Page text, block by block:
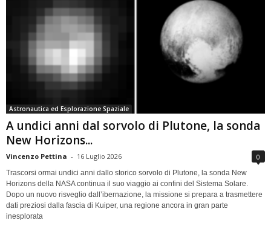
Astronautica ed Esplorazione Spaziale
A undici anni dal sorvolo di Plutone, la sonda
New Horizons...
Vincenzo Pettina - 16 Luglio 2026 0
Trascorsi ormai undici anni dallo storico sorvolo di Plutone, la sonda New
Horizons della NASA continua il suo viaggio ai confini del Sistema Solare.
Dopo un nuovo risveglio dall’ibernazione, la missione si prepara a trasmettere
dati preziosi dalla fascia di Kuiper, una regione ancora in gran parte
inesplorata